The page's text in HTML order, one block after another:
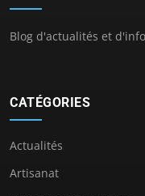
Blog d'actualités et
CATÉGORIES
Actualités
Artisanat